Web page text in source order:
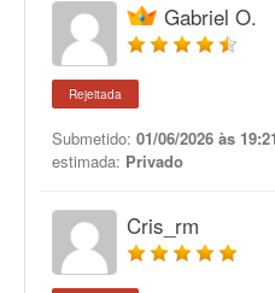
Gabriel O.
Rejeitada
Submetido: 01/06/2026 às 19:21
estimada: Privado
Cris_rm